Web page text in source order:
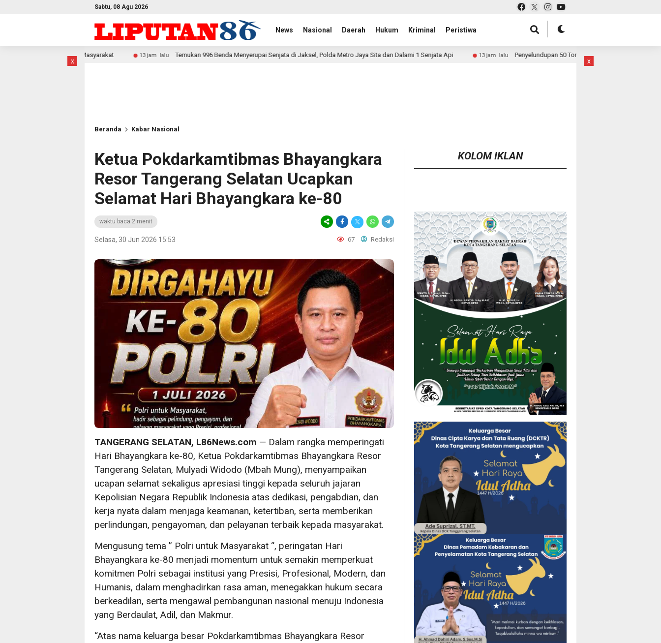
Sabtu, 08 Agu 2026
News Nasional Daerah Hukum Kriminal Peristiwa
x
13 jam lalu Temukan 996 Benda Menyerupai Senjata di Jaksel, Polda Metro Jaya Sita dan Dalami 1 Senjata Api 13 jam lalu Penyelundupan 50 Ton Pasir Timah ke Malaysia Dibongkar, Bareskrim Buru
Beranda Kabar Nasional
Ketua Pokdarkamtibmas Bhayangkara
Resor Tangerang Selatan Ucapkan
Selamat Hari Bhayangkara ke-80
waktu baca 2 menit
Selasa, 30 Jun 2026 15:53 67 Redaksi
TANGERANG SELATAN, L86News.com — Dalam rangka memperingati
Hari Bhayangkara ke-80, Ketua Pokdarkamtibmas Bhayangkara Resor
Tangerang Selatan, Mulyadi Widodo (Mbah Mung), menyampaikan
ucapan selamat sekaligus apresiasi tinggi kepada seluruh jajaran
Kepolisian Negara Republik Indonesia atas dedikasi, pengabdian, dan
kerja nyata dalam menjaga keamanan, ketertiban, serta memberikan
perlindungan, pengayoman, dan pelayanan terbaik kepada masyarakat.
Mengusung tema ” Polri untuk Masyarakat “, peringatan Hari
Bhayangkara ke-80 menjadi momentum untuk semakin memperkuat
komitmen Polri sebagai institusi yang Presisi, Profesional, Modern, dan
Humanis, dalam menghadirkan rasa aman, menegakkan hukum secara
berkeadilan, serta mengawal pembangunan nasional menuju Indonesia
yang Berdaulat, Adil, dan Makmur.
“Atas nama keluarga besar Pokdarkamtibmas Bhayangkara Resor
KOLOM IKLAN
x